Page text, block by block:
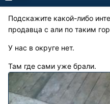
Подскажите какой-либо
продавца с али по таким
У нас в округе нет.
Там где сами уже брали.